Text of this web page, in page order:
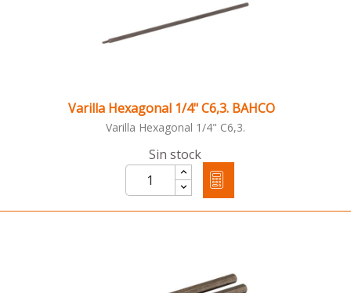
Varilla Hexagonal 1/4" C6,3. BAHCO
Varilla Hexagonal 1/4" C6,3.
Sin stock